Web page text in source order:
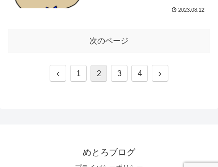
2023.08.12
次のページ
前
1 2 3 4
次
めとろブログ